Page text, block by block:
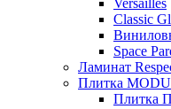
Versailles
Classic
Space
Ламинат
Плитка
Плитка